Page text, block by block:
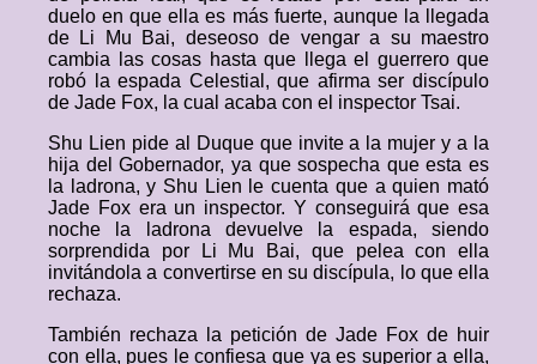
duelo en que ella es más fuerte, aunque la llegada
de Li Mu Bai, deseoso de vengar a su maestro
cambia las cosas hasta que llega el guerrero que
robó la espada Celestial, que afirma ser discípulo
de Jade Fox, la cual acaba con el inspector Tsai.
Shu Lien pide al Duque que invite a la mujer y a la
hija del Gobernador, ya que sospecha que esta es
la ladrona, y Shu Lien le cuenta que a quien mató
Jade Fox era un inspector. Y conseguirá que esa
noche la ladrona devuelve la espada, siendo
sorprendida por Li Mu Bai, que pelea con ella
invitándola a convertirse en su discípula, lo que ella
rechaza.
También rechaza la petición de Jade Fox de huir
con ella, pues le confiesa que ya es superior a ella,